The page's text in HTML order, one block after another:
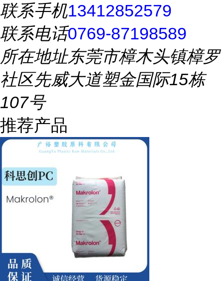
联系手机13412852579
联系电话0769-87198589
所在地址东莞市樟木头镇樟罗
社区先威大道塑金国际15栋
107号
推荐产品